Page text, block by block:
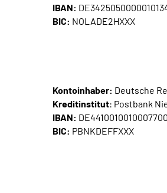
IBAN:
BIC: NOLADE2HXXX
Kontoinhaber: Deutsche
Kreditinstitut: Postbank
IBAN:
BIC: PBNKDEFFXXX